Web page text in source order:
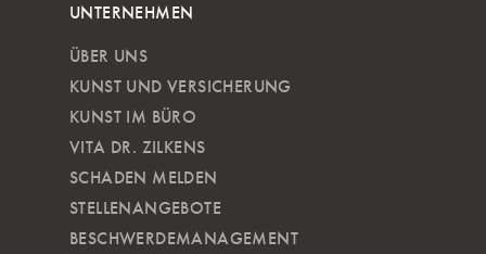
UNTERNEHMEN
ÜBER UNS
KUNST UND VERSICHERUNG
KUNST IM BÜRO
VITA DR. ZILKENS
SCHADEN MELDEN
STELLENANGEBOTE
BESCHWERDEMANAGEMENT